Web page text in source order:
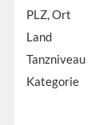
PLZ, Ort
Land
Tanzniveau
Kategorie